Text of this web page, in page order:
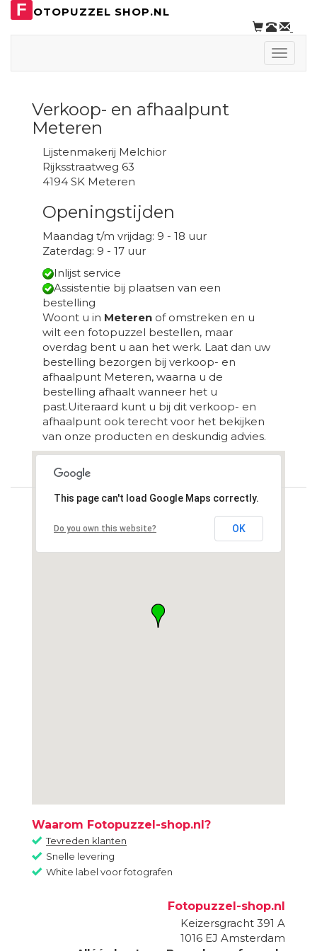
F OTOPUZZEL SHOP.NL
Toggle
Verkoop- en afhaalpunt
Meteren
Lijstenmakerij Melchior
Rijksstraatweg 63
4194 SK Meteren
Openingstijden
Maandag t/m vrijdag: 9 - 18 uur
Zaterdag: 9 - 17 uur
Inlijst service
Assistentie bij plaatsen van een
bestelling
Woont u in Meteren of omstreken en u
wilt een fotopuzzel bestellen, maar
overdag bent u aan het werk. Laat dan uw
bestelling bezorgen bij verkoop- en
afhaalpunt Meteren, waarna u de
bestelling afhaalt wanneer het u
past.Uiteraard kunt u bij dit verkoop- en
afhaalpunt ook terecht voor het bekijken
van onze producten en deskundig advies.
Loading...
This page can't load Google Maps correctly.
Do you own this website? OK
Waarom Fotopuzzel-shop.nl?
Tevreden klanten
Snelle levering
White label voor fotografen
Fotopuzzel-shop.nl
Keizersgracht 391 A
1016 EJ Amsterdam